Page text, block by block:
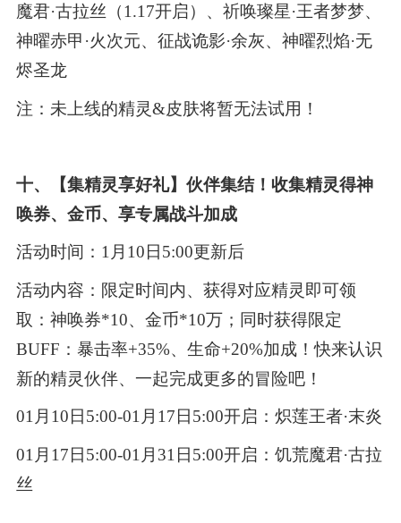
魔君·古拉丝（1.17开启）、祈唤璨星·王者梦梦、
神曜赤甲·火次元、征战诡影·余灰、神曜烈焰·无
烬圣龙
注：未上线的精灵&皮肤将暂无法试用！
十、【集精灵享好礼】伙伴集结！收集精灵得神
唤券、金币、享专属战斗加成
活动时间：1月10日5:00更新后
活动内容：限定时间内、获得对应精灵即可领
取：神唤券*10、金币*10万；同时获得限定
BUFF：暴击率+35%、生命+20%加成！快来认识
新的精灵伙伴、一起完成更多的冒险吧！
01月10日5:00-01月17日5:00开启：炽莲王者·末炎
01月17日5:00-01月31日5:00开启：饥荒魔君·古拉
丝